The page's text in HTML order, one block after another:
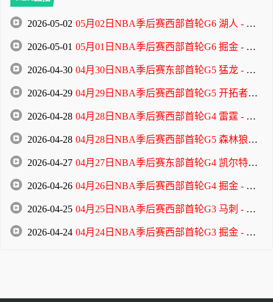
2026-05-02 05月02日NBA季后赛西部首轮G6 湖人 - 火箭 全场录像
2026-05-01 05月01日NBA季后赛西部首轮G6 掘金 - 森林狼 全场录像
2026-04-30 04月30日NBA季后赛东部首轮G5 猛龙 - 骑士 全场录像
2026-04-29 04月29日NBA季后赛西部首轮G5 开拓者 - 马刺 全场录像
2026-04-28 04月28日NBA季后赛西部首轮G4 雷霆 - 太阳 全场录像
2026-04-28 04月28日NBA季后赛西部首轮G5 森林狼 - 掘金 全场录像
2026-04-27 04月27日NBA季后赛东部首轮G4 凯尔特人 - 76人 全场录像
2026-04-26 04月26日NBA季后赛西部首轮G4 掘金 - 森林狼 全场录像
2026-04-25 04月25日NBA季后赛西部首轮G3 马刺 - 开拓者 全场录像
2026-04-24 04月24日NBA季后赛西部首轮G3 掘金 - 森林狼 全场录像